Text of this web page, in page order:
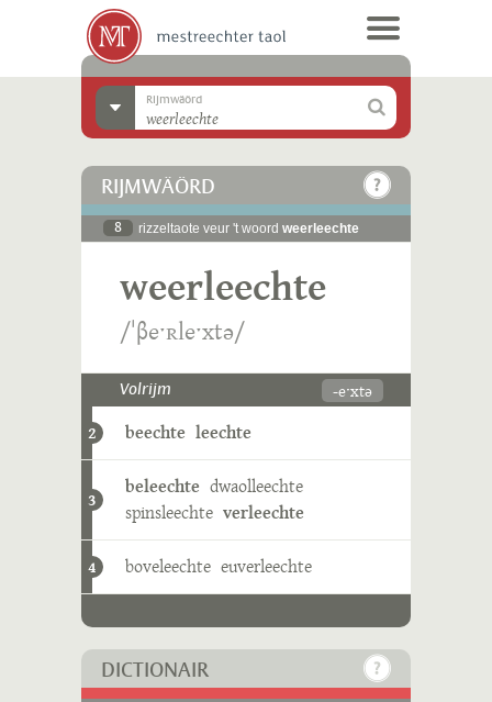
Rijmwäörd
RIJMWÄÖRD
8 rizzeltaote veur 't woord weerleechte
weerleechte
/ˈβeˑʀleˑxtə/
Volrijm -eˑxtə
2 beechte leechte
3
beleechte dwaolleechte
spinsleechte verleechte
4 boveleechte euverleechte
DICTIONAIR